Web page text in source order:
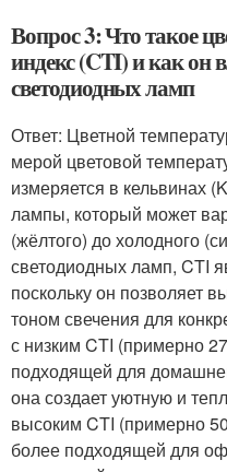
Вопрос 3: Что такое
индекс (CTI) и как он
светодиодных ламп
Ответ: Цветной
мерой цветовой
измеряется в кельвинах
лампы, который может
(жёлтого) до холодного
светодиодных ламп, CTI
поскольку он позволяет
тоном свечения для
с низким CTI (примерно
подходящей для
она создает уютную и
высоким CTI (примерно
более подходящей для